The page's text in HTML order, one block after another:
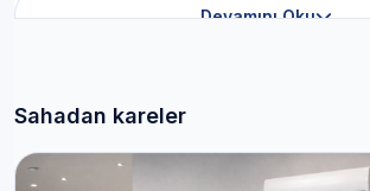
Devamını Oku
Sahadan kareler